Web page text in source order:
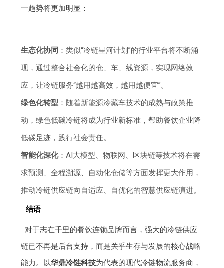
一趋势将更加明显：
生态化协同 ：类似“冷链星河计划”的行业平台将不断涌
现，通过整合社会化的仓、车、线资源，实现网络效
应，让冷链服务“越用越高效，越用越便宜”。
绿色化转型 ：随着新能源冷藏车技术的成熟与政策推
动，绿色低碳冷链将成为行业新标准，帮助餐饮企业降
低碳足迹，践行社会责任。
智能化深化：AI大模型、物联网、区块链等技术将在需
求预测、全程溯源、自动化仓储等方面发挥更大作用，
推动冷链供应链向自适应、自优化的智慧供应链演进。
结语
对于志在千里的餐饮连锁品牌而言，强大的冷链供应
链已不再是后台支持，而是关乎生存与发展的核心战略
能力。以华鼎冷链科技为代表的现代冷链物流服务商，